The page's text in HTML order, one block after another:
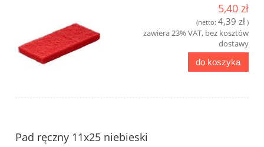
5,40 zł
(netto: 4,39 zł )
zawiera 23% VAT, bez kosztów
dostawy
do koszyka
Pad ręczny 11x25 niebieski